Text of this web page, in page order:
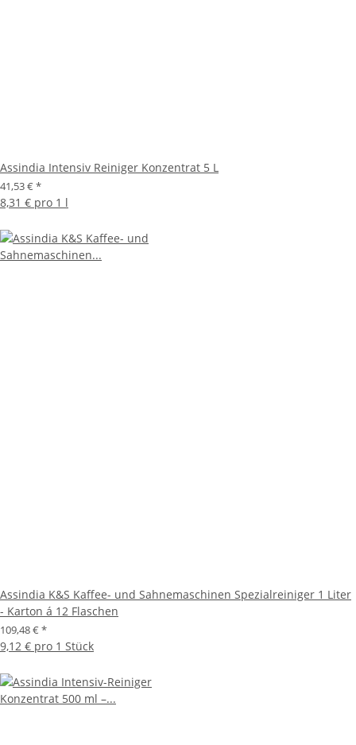
Assindia Intensiv Reiniger Konzentrat 5 L
41,53 € *
8,31 € pro 1 l
Assindia K&S Kaffee- und Sahnemaschinen Spezialreiniger 1 Liter
- Karton á 12 Flaschen
109,48 € *
9,12 € pro 1 Stück